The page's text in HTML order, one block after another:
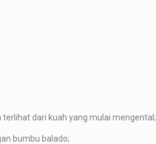
terlihat dari kuah yang mulai mengental;
bumbu balado;